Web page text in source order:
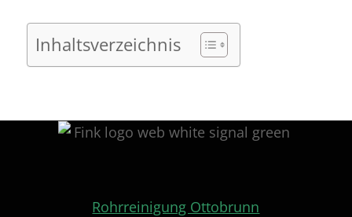
Inhaltsverzeichnis
Rohrreinigung Ottobrunn